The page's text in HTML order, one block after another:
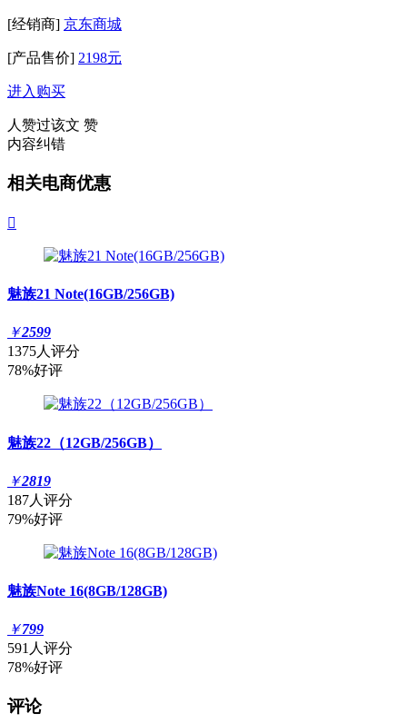
[经销商] 京东商城
[产品售价] 2198元
进入购买
人赞过该文 赞
内容纠错
相关电商优惠

魅族21 Note(16GB/256GB)
￥2599
1375人评分
78%好评
魅族22（12GB/256GB）
￥2819
187人评分
79%好评
魅族Note 16(8GB/128GB)
￥799
591人评分
78%好评
评论